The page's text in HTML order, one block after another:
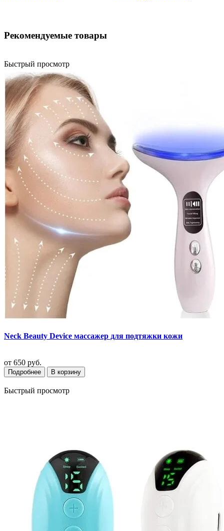
Рекомендуемые товары
Быстрый просмотр
Neck Beauty Device массажер для подтяжки кожи
от 650 руб.
Подробнее В корзину
Быстрый просмотр